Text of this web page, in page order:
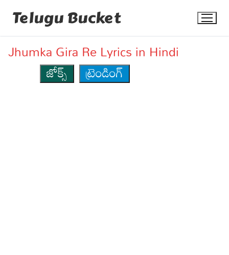
Telugu Bucket
Jhumka Gira Re Lyrics in Hindi
జోక్స్
ట్రెండింగ్